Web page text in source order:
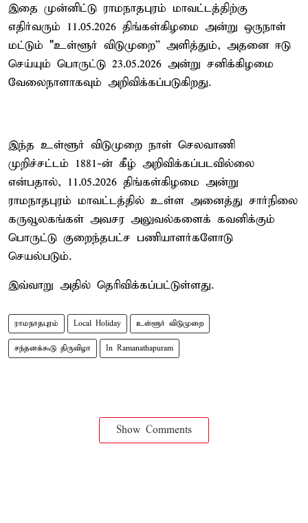
இதை முன்னிட்டு ராமநாதபுரம் மாவட்டத்திற்கு
எதிர்வரும் 11.05.2026 திங்கள்கிழமை அன்று ஒருநாள்
மட்டும் "உள்ளூர் விடுமுறை” அளித்தும், அதனை ஈடு
செய்யும் பொருட்டு 23.05.2026 அன்று சனிக்கிழமை
வேலைநாளாகவும் அறிவிக்கப்படுகிறது.
இந்த உள்ளூர் விடுமுறை நாள் செலவாணி
முறிச்சட்டம் 1881-ன் கீழ் அறிவிக்கப்படவில்லை
என்பதால், 11.05.2026 திங்கள்கிழமை அன்று
ராமநாதபுரம் மாவட்டத்தில் உள்ள அனைத்து சார்நிலை
கருவூலகங்கள் அவசர அலுவல்களைக் கவனிக்கும்
பொருட்டு குறைந்தபட்ச பணியாளர்களோடு
செயல்படும்.
இவ்வாறு அதில் தெரிவிக்கப்பட்டுள்ளது.
ராமநாதபுரம் Local Holiday உள்ளூர் விடுமுறை
சந்தனக்கூடு திருவிழா In Ramanathapuram
Show Comments